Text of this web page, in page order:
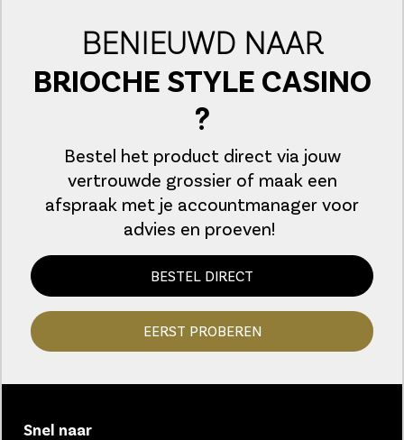
BENIEUWD NAAR
BRIOCHE STYLE CASINO
?
Bestel het product direct via jouw
vertrouwde grossier of maak een
afspraak met je accountmanager voor
advies en proeven!
BESTEL DIRECT
EERST PROBEREN
Snel naar